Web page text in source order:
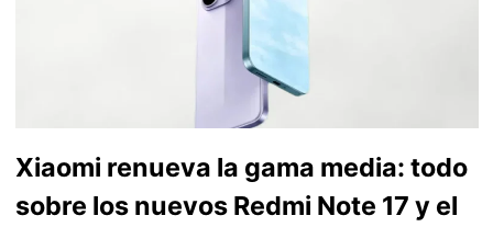
Xiaomi renueva la gama media: todo
sobre los nuevos Redmi Note 17 y el